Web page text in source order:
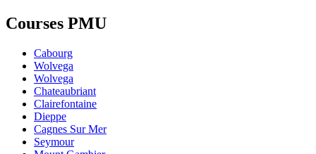
Courses PMU
Cabourg
Wolvega
Wolvega
Chateaubriant
Clairefontaine
Dieppe
Cagnes Sur Mer
Seymour